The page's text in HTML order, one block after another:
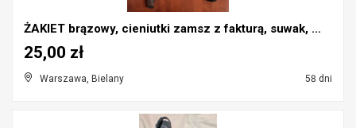
ŻAKIET brązowy, cieniutki zamsz z fakturą, suwak, ...
Warszawa, Bielany 58 dni
25,00 zł